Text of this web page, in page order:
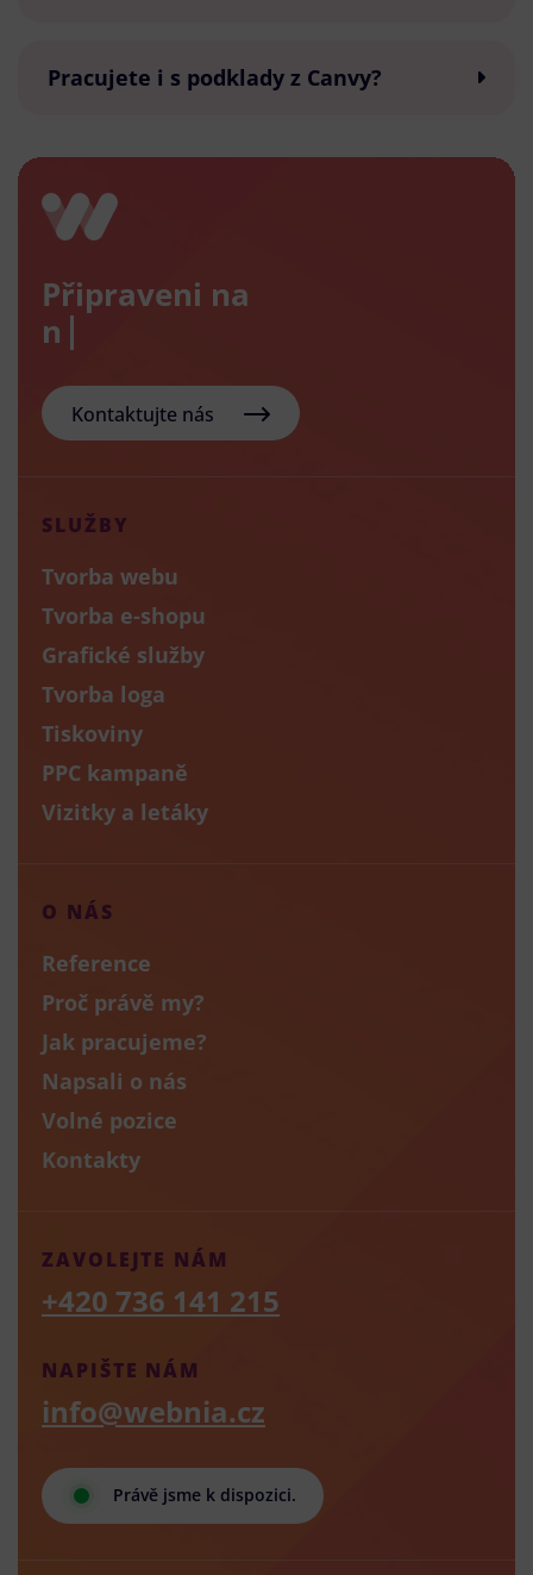
Pracujete i s podklady z Canvy?
Připraveni na
nový e
Kontaktujte nás
SLUŽBY
Tvorba webu
Tvorba e-shopu
Grafické služby
Tvorba loga
Tiskoviny
PPC kampaně
Vizitky a letáky
O NÁS
Reference
Proč právě my?
Jak pracujeme?
Napsali o nás
Volné pozice
Kontakty
Právě jsme k dispozici.
NAPIŠTE NÁM
info@webnia.cz
ZAVOLEJTE NÁM
+420 736 141 215